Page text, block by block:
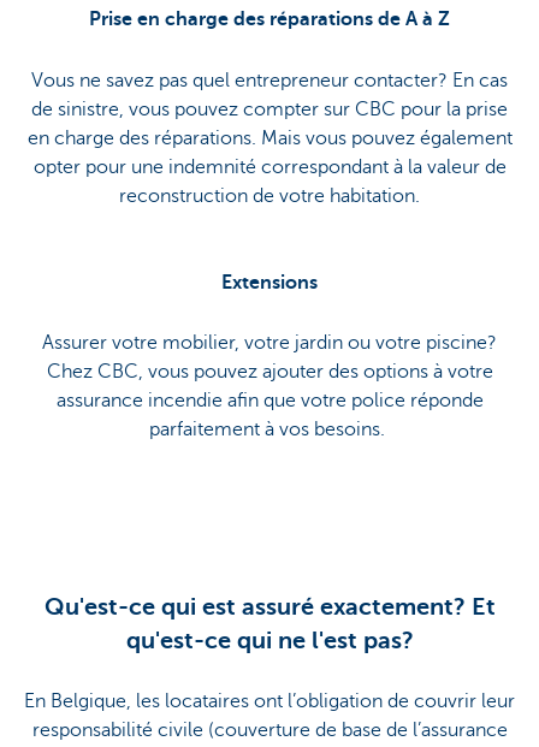
Prise en charge des réparations de A à Z
Vous ne savez pas quel entrepreneur contacter? En cas
de sinistre, vous pouvez compter sur CBC pour la prise
en charge des réparations. Mais vous pouvez également
opter pour une indemnité correspondant à la valeur de
reconstruction de votre habitation.
Extensions
Assurer votre mobilier, votre jardin ou votre piscine?
Chez CBC, vous pouvez ajouter des options à votre
assurance incendie afin que votre police réponde
parfaitement à vos besoins.
Qu'est-ce qui est assuré exactement? Et
qu'est-ce qui ne l'est pas?
En Belgique, les locataires ont l’obligation de couvrir leur
responsabilité civile (couverture de base de l’assurance